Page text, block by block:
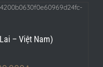
– Việt Nam)